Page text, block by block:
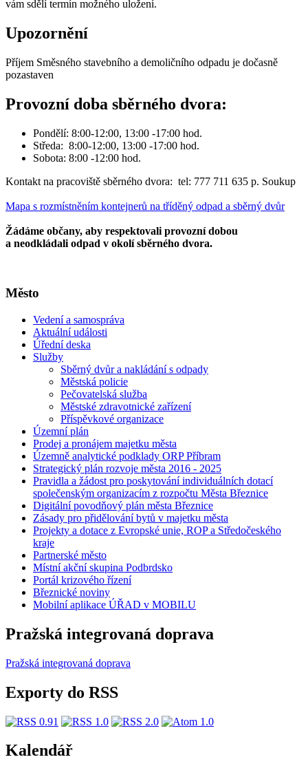
vám sdělí termín možného uložení.
Upozornění
Příjem Směsného stavebního a demoličního odpadu je dočasně
pozastaven
Provozní doba sběrného dvora:
Pondělí: 8:00-12:00, 13:00 -17:00 hod.
Středa: 8:00-12:00, 13:00 -17:00 hod.
Sobota: 8:00 -12:00 hod.
Kontakt na pracoviště sběrného dvora: tel: 777 711 635 p. Soukup
Mapa s rozmístněním kontejnerů na tříděný odpad a sběrný dvůr
Žádáme občany, aby respektovali provozní dobou
a neodkládali odpad v okolí sběrného dvora.
Město
Vedení a samospráva
Aktuální události
Úřední deska
Služby
Sběrný dvůr a nakládání s odpady
Městská policie
Pečovatelská služba
Městské zdravotnické zařízení
Příspěvkové organizace
Územní plán
Prodej a pronájem majetku města
Územně analytické podklady ORP Příbram
Strategický plán rozvoje města 2016 - 2025
Pravidla a žádost pro poskytování individuálních dotací
společenským organizacím z rozpočtu Města Březnice
Digitální povodňový plán města Březnice
Zásady pro přidělování bytů v majetku města
Projekty a dotace z Evropské unie, ROP a Středočeského
kraje
Partnerské město
Místní akční skupina Podbrdsko
Portál krizového řízení
Březnické noviny
Mobilní aplikace ÚŘAD v MOBILU
Pražská integrovaná doprava
Pražská integrovaná doprava
Exporty do RSS
Kalendář